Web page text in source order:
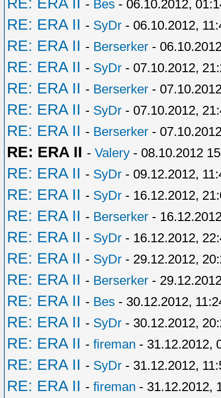
- Bes - 06.10.2012,
RE: ERA II - SyDr - 06.10.2012,
RE: ERA II - Berserker -
RE: ERA II - SyDr - 07.10.2012,
RE: ERA II - Berserker -
RE: ERA II - SyDr - 07.10.2012,
RE: ERA II - Berserker -
RE: ERA II - Valery - 08.10.2012
RE: ERA II - SyDr - 09.12.2012,
RE: ERA II - SyDr - 16.12.2012,
RE: ERA II - Berserker -
RE: ERA II - SyDr - 16.12.2012,
RE: ERA II - SyDr - 29.12.2012,
RE: ERA II - Berserker -
RE: ERA II - Bes - 30.12.2012,
RE: ERA II - SyDr - 30.12.2012,
RE: ERA II - fireman - 31.12.2012,
RE: ERA II - SyDr - 31.12.2012,
RE: ERA II - fireman - 31.12.2012,